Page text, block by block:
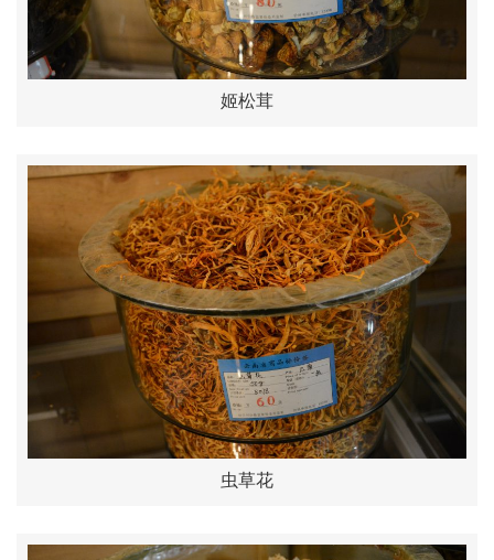
姬松茸
虫草花